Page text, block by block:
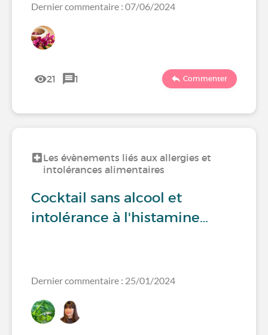
Dernier commentaire : 07/06/2024
21 1 Commenter
Les évènements liés aux allergies et
intolérances alimentaires
Cocktail sans alcool et
intolérance à l'histamine…
Dernier commentaire : 25/01/2024